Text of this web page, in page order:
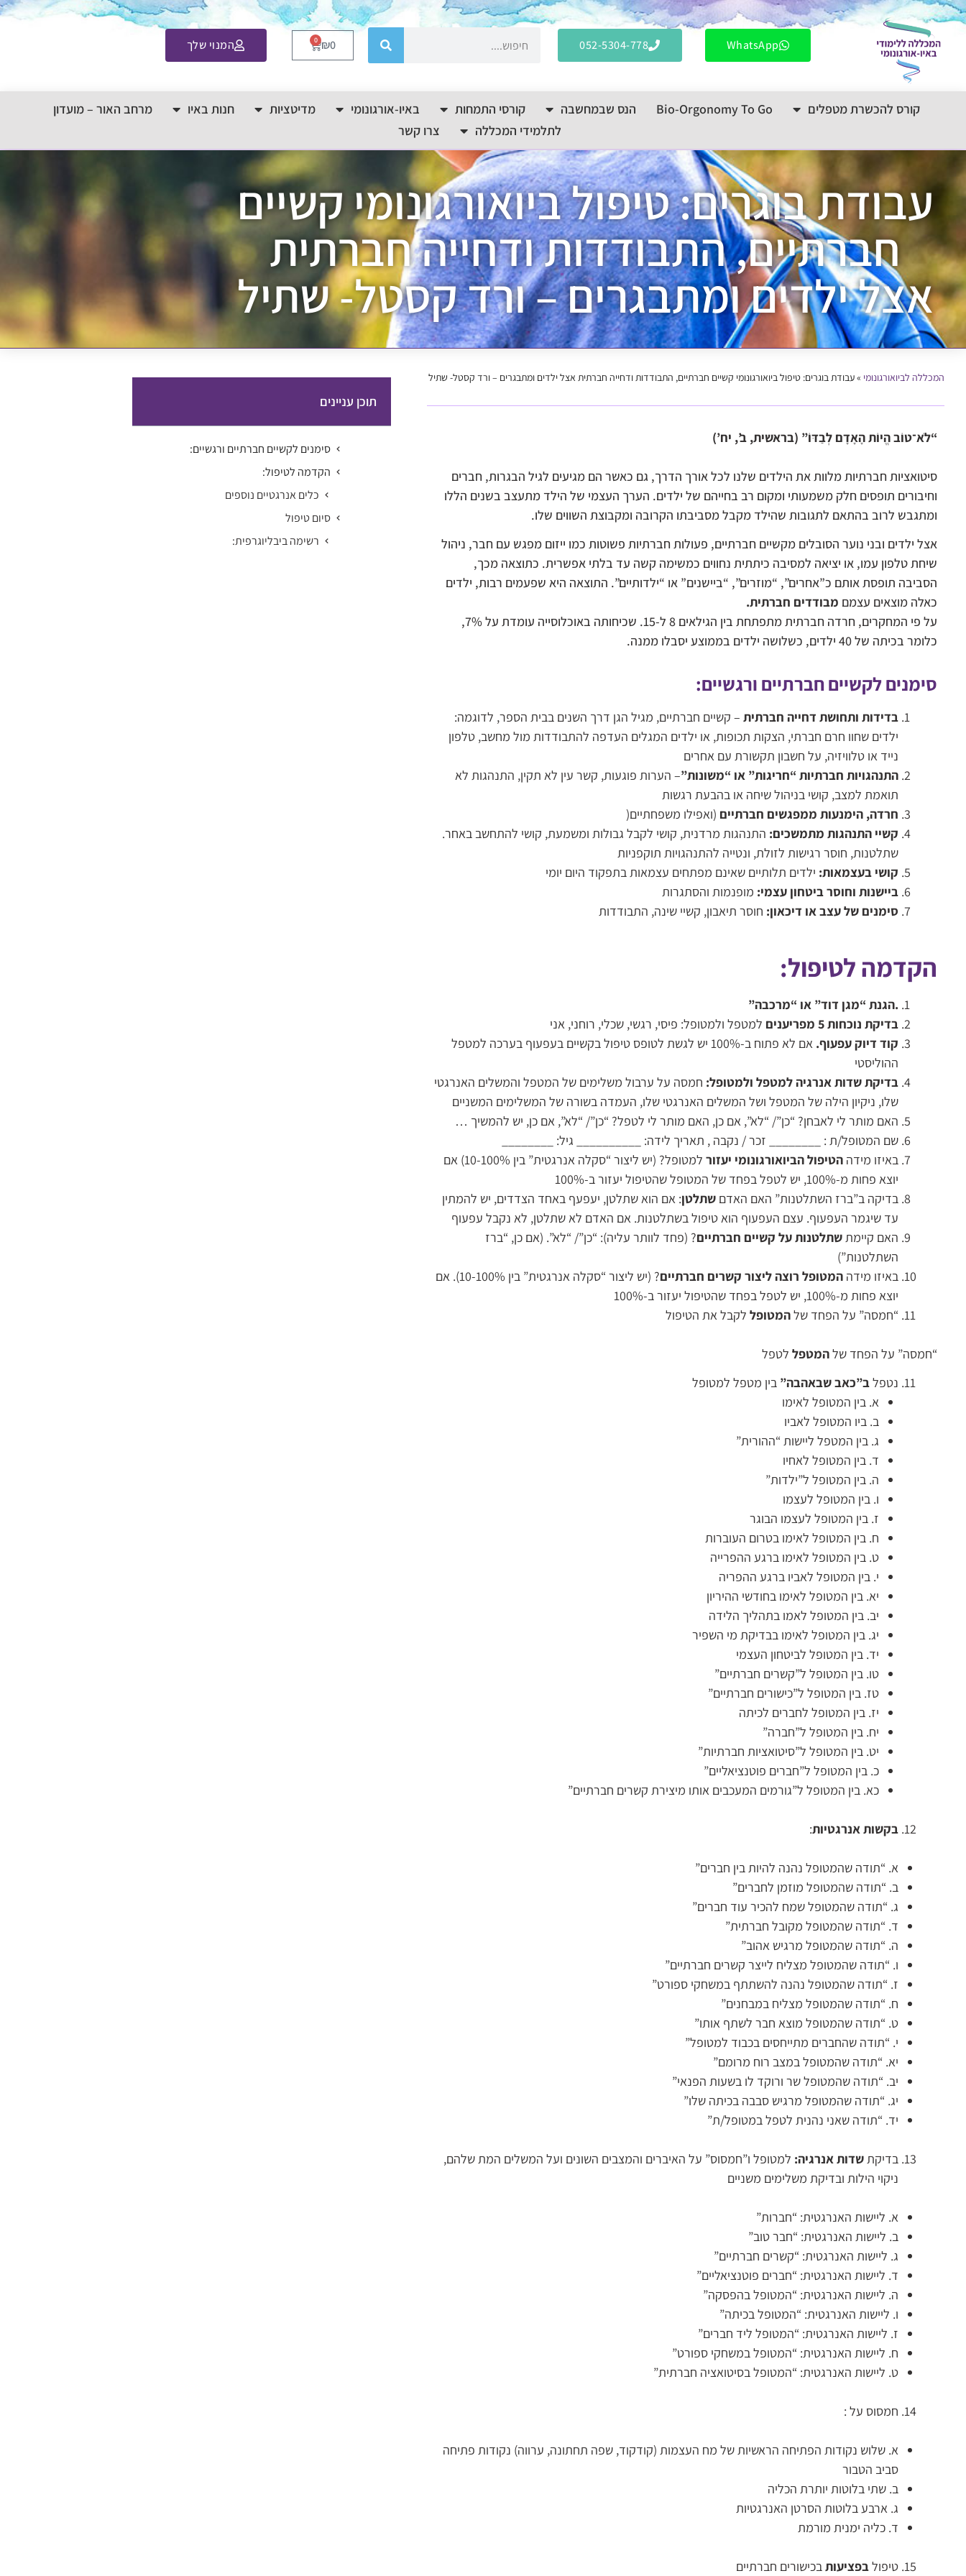
לתוכן
WhatsApp
052-5304-778
₪0
0 המנוי שלך
קורס להכשרת מטפלים Bio-Orgonomy To Go הנס שבמחשבה קורסי התמחות באיו-אורגונומי מדיטציות חנות באיו
מרחב האור – מועדון
לתלמידי המכללה
צרו קשר
עבודת בוגרים: טיפול ביואורגונומי קשיים
חברתיים, התבודדות ודחייה חברתית
אצל ילדים ומתבגרים – ורד קסטל- שתיל
המכללה לביואורגונומי »עבודת בוגרים: טיפול ביואורגונומי קשיים חברתיים, התבודדות ודחייה חברתית אצל ילדים ומתבגרים – ורד קסטל- שתיל
“לֹא־טוֹב הֱיוֹת הָאָדָם לְבַדּוֹ” (בראשית, ב’, יח’)
סיטואציות חברתיות מלוות את הילדים שלנו לכל אורך הדרך, גם כאשר הם מגיעים לגיל הבגרות, חברים
וחיבורים תופסים חלק משמעותי ומקום רב בחייהם של ילדים. הערך העצמי של הילד מתעצב בשנים הללו
ומתגבש לרוב בהתאם לתגובות שהילד מקבל מסביבתו הקרובה ומקבוצת השווים שלו.
אצל ילדים ובני נוער הסובלים מקשיים חברתיים, פעולות חברתיות פשוטות כמו ייזום מפגש עם חבר, ניהול
שיחת טלפון עמו, או יציאה למסיבה כיתתית נחווים כמשימה קשה עד בלתי אפשרית. כתוצאה מכך,
הסביבה תופסת אותם כ”אחרים”, “מוזרים”, “ביישנים” או “ילדותיים”. התוצאה היא שפעמים רבות, ילדים
כאלה מוצאים עצמם מבודדים חברתית.
על פי המחקרים, חרדה חברתית מתפתחת בין הגילאים 8 ל-15. שכיחותה באוכלוסייה עומדת על 7%,
כלומר בכיתה של 40 ילדים, כשלושה ילדים בממוצע יסבלו ממנה.
סימנים לקשיים חברתיים ורגשיים:
בדידות ותחושת דחייה חברתית – קשיים חברתיים, מגיל הגן דרך השנים בבית הספר, לדוגמה:
ילדים שחוו חרם חברתי, הצקות תכופות, או ילדים המגלים העדפה להתבודדות מול מחשב, טלפון
נייד או טלוויזיה, על חשבון תקשורת עם אחרים
התנהגויות חברתיות “חריגות” או “משונות”– הערות פוגעות, קשר עין לא תקין, התנהגות לא
תואמת למצב, קושי בניהול שיחה או בהבעת רגשות
חרדה, הימנעות ממפגשים חברתיים (ואפילו משפחתיים(
קשיי התנהגות מתמשכים: התנהגות מרדנית, קושי לקבל גבולות ומשמעת, קושי להתחשב באחר.
שתלטנות, חוסר רגישות לזולת, ונטייה להתנהגויות תוקפניות
קושי בעצמאות: ילדים תלותיים שאינם מפתחים עצמאות בתפקוד היום יומי
ביישנות וחוסר ביטחון עצמי: מופנמות והסתגרות
סימנים של עצב או דיכאון: חוסר תיאבון, קשיי שינה, התבודדות
הקדמה לטיפול:
.הגנת “מגן דוד” או “מרכבה”
בדיקת נוכחות 5 מפריענים
למטפל ולמטופל: פיסי, רגשי, שכלי, רוחני, אני
קוד דיוק עפעוף.
אם לא פתוח ב-100% יש לגשת לטופס טיפול בקשיים בעפעוף בערכה למטפל
ההוליסטי
בדיקת שדות אנרגיהלמטפל ולמטופל: חמסה על ערבול משלימים של המטפל והמשלים האנרגטי
שלו, ניקיון הילה של המטפל ושל המשלים האנרגטי שלו, העמדה בשורה של המשלימים המשניים
האם מותר לי לאבחן? “כן”/ “לא”, אם כן, האם מותר לי לטפל? “כן”/ “לא”, אם כן, יש להמשיך …
שם המטופל/ת : ________ זכר / נקבה , תאריך לידה: __________ גיל: ________
באיזו מידה הטיפול הביואורגונומי יעזור
למטופל? (יש ליצור “סקלה אנרגטית” בין 10-100%) אם
יוצא פחות מ-100%, יש לטפל בפחד של המטופל שהטיפול יעזור ב-100%
בדיקה ב”ברז השתלטנות” האם האדם שתלטן: אם הוא שתלטן, יעפעף באחד הצדדים, יש להמתין
עד שיגמר העפעוף. עצם העפעוף הוא טיפול בשתלטנות. אם האדם לא שתלטן, לא נקבל עפעוף
האם קיימת שתלטנות על קשיים חברתיים? (פחד לוותר עליה): “כן”/ “לא”. (אם כן, “ברז
השתלטנות”)
באיזו מידה המטופל רוצה ליצור קשרים חברתיים
? (יש ליצור “סקלה אנרגטית” בין 10-100%). אם
יוצא פחות מ-100%, יש לטפל בפחד שהטיפול יעזור ב-100%
“חמסה” על הפחד שלהמטופל לקבל את הטיפול
“חמסה” על הפחד שלהמטפל לטפל
נטפלב”כאב שבאהבה” בין מטפל למטופל
א. בין המטופל לאימו
ב. ביו המטופל לאביו
ג. בין המטפל ליישות “ההורית”
ד. בין המטופל לאחיו
ה. בין המטופל ל”ילדות”
ו. בין המטופל לעצמו
ז. בין המטופל לעצמו הבוגר
ח. בין המטופל לאימו בטרום העוברות
ט. בין המטופל לאימו ברגע ההפרייה
י. בין המטופל לאביו ברגע ההפריה
יא. בין המטופל לאימו בחודשי ההיריון
יב. בין המטופל לאמו בתהליך הלידה
יג. בין המטופל לאימו בבדיקת מי השפיר
יד. בין המטופל לביטחון העצמי
טו. בין המטופל ל”קשרים חברתיים”
טז. בין המטופל ל”כישורים חברתיים”
יז. בין המטופל לחברים לכיתה
יח. בין המטופל ל”חברה”
יט. בין המטופל ל”סיטואציות חברתיות”
כ. בין המטופל ל”חברים פוטנציאליים”
כא. בין המטופל ל”גורמים המעכבים אותו מיצירת קשרים חברתיים”
בקשות אנרגטיות:
א. “תודה שהמטופל נהנה להיות בין חברים”
ב. “תודה שהמטופל מוזמן לחברים”
ג. “תודה שהמטופל שמח להכיר עוד חברים”
ד. “תודה שהמטופל מקובל חברתית”
ה. “תודה שהמטופל מרגיש אהוב”
ו. “תודה שהמטופל מצליח לייצר קשרים חברתיים”
ז. “תודה שהמטופל נהנה להשתתף במשחקי ספורט”
ח. “תודה שהמטופל מצליח במבחנים”
ט. “תודה שהמטופל מוצא חבר לשתף אותו”
י. “תודה שהחברים מתייחסים בכבוד למטופל”
יא. “תודה שהמטופל במצב רוח מרומם”
יב. “תודה שהמטופל שר ורוקד לו בשעות הפנאי”
יג. “תודה שהמטופל מרגיש סבבה בכיתה שלו”
יד. “תודה שאני נהנית לטפל במטופל/ת”
בדיקת שדות אנרגיה: למטופל ו”חמסוס” על האיברים והמצבים השונים ועל המשלים המת שלהם,
ניקוי הילות ובדיקת משלימים משניים
א. ליישות האנרגטית: “חברות”
ב. ליישות האנרגטית: “חבר טוב”
ג. ליישות האנרגטית: “קשרים חברתיים”
ד. ליישות האנרגטית: “חברים פוטנציאליים”
ה. ליישות האנרגטית: “המטופל בהפסקה”
ו. ליישות האנרגטית: “המטופל בכיתה”
ז. ליישות האנרגטית: “המטופל ליד חברים”
ח. ליישות האנרגטית: “המטופל במשחקי ספורט”
ט. ליישות האנרגטית: “המטופל בסיטואציה חברתית”
חמסוס על :
א. שלוש נקודות הפתיחה הראשיות של מח העצמות (קודקוד, שפה תחתונה, ערווה) נקודות פתיחה
סביב הטבור
ב. שתי בלוטות יותרת הכליה
ג. ארבע בלוטות הסרטן האנרגטיות
ד. כליה ימנית מורמת
טיפולבפציעות בכישורים חברתיים
תוכן עניינים
סימנים לקשיים חברתיים ורגשיים:
הקדמה לטיפול:
כלים אנרגטיים נוספים
סיום טיפול
רשימה ביבליוגרפית: